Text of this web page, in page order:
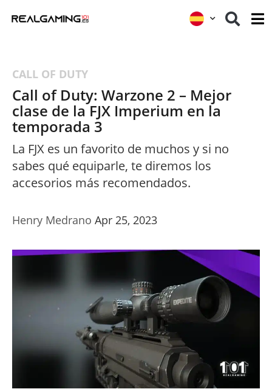
CALL OF DUTY
Call of Duty: Warzone 2 – Mejor
clase de la FJX Imperium en la
temporada 3
La FJX es un favorito de muchos y si no
sabes qué equiparle, te diremos los
accesorios más recomendados.
Henry Medrano Apr 25, 2023